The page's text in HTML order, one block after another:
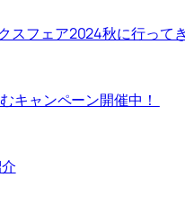
スフェア2024秋に行ってき
キャンペーン開催中！